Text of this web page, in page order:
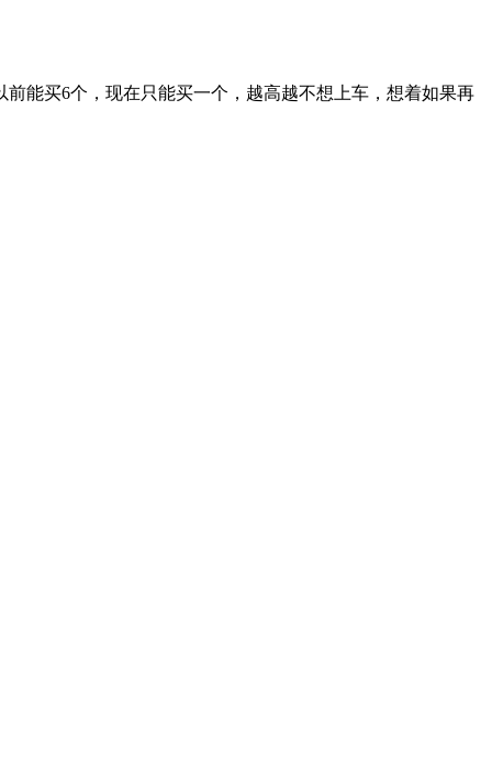
能买6个，现在只能买一个 ，越高越不想上车，想着如果再